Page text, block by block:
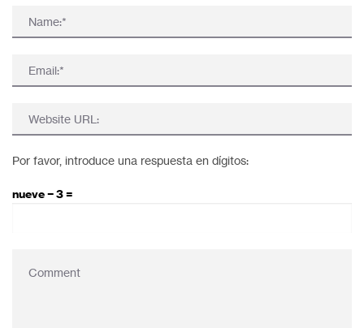
Por favor, introduce una respuesta en dígitos:
nueve − 3 =